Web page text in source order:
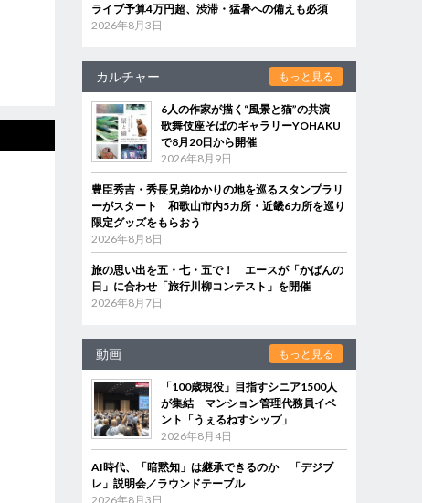
ライブ予算4万円超、渋滞・猛暑への備えも必須
2026年8月3日
カルチャー もっと見る
6人の作家が描く“風景と猫”の共演
歌舞伎座そばのギャラリーYOHAKU
で8月20日から開催
2026年8月9日
豊臣秀吉・秀長兄弟ゆかりの地を巡るスタンプラリ
ーがスタート 和歌山市内5カ所・近畿6カ所を巡り
限定グッズをもらおう
2026年8月8日
旅の思い出を五・七・五で！ エースが「かばんの
日」に合わせ「旅行川柳コンテスト」を開催
2026年8月7日
動画 もっと見る
「100歳現役」目指すシニア1500人
が集結 マンション管理代務員イベ
ント「うぇるねすシップ」
2026年8月4日
AI時代、「暗黙知」は継承できるのか 「デジブ
レ」説明会／ラウンドテーブル
2026年8月3日